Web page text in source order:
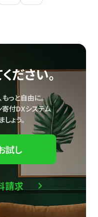
ださい。
っと自由に。
付DXシステム
ょう。
試し
請求